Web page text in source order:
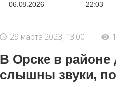
06.08.2026 22:03
29 марта 2023, 13:00
В Орске в
слышны звуки,